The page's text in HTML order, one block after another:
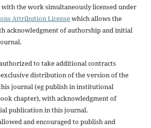
the work simultaneously licensed under
Attribution Licensewhich allows the
acknowledgment of authorship and initial
to take additional contracts
distribution of the version of the
journal (eg publish in institutional
chapter), with acknowledgment of
publication in this journal.
and encouraged to publish and